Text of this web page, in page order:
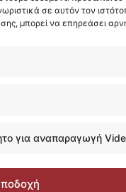
σε αυτόν τον
μπορεί να επηρεάσει
για αναπαραγωγή